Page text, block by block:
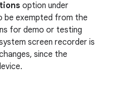
option under
be exempted from the
for demo or testing
screen recorder is
since the